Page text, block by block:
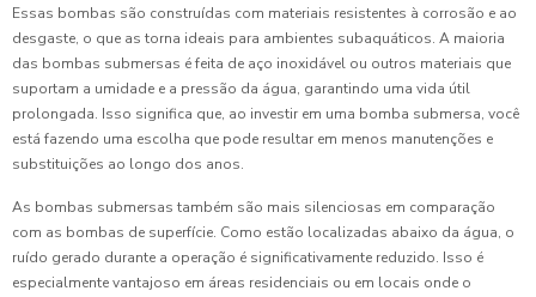
Essas bombas são construídas com materiais resistentes à corrosão e ao
desgaste, o que as torna ideais para ambientes subaquáticos. A maioria
das bombas submersas é feita de aço inoxidável ou outros materiais que
suportam a umidade e a pressão da água, garantindo uma vida útil
prolongada. Isso significa que, ao investir em uma bomba submersa, você
está fazendo uma escolha que pode resultar em menos manutenções e
substituições ao longo dos anos.
As bombas submersas também são mais silenciosas em comparação
com as bombas de superfície. Como estão localizadas abaixo da água, o
ruído gerado durante a operação é significativamente reduzido. Isso é
especialmente vantajoso em áreas residenciais ou em locais onde o